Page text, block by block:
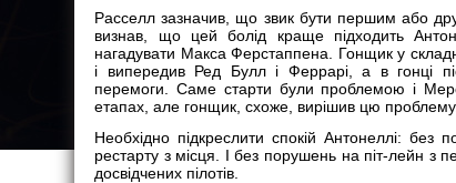
Расселл зазначив, що звик бути першим або
визнав, що цей болід краще підходить
нагадувати Макса Ферстаппена. Гонщик у
і випередив Ред Булл і Феррарі, а в гонці
перемоги. Саме старти були проблемою і
етапах, але гонщик, схоже, вирішив цю проблему.
Необхідно підкреслити спокій Антонеллі: без
рестарту з місця. І без порушень на піт-лейн з
досвідчених пілотів.